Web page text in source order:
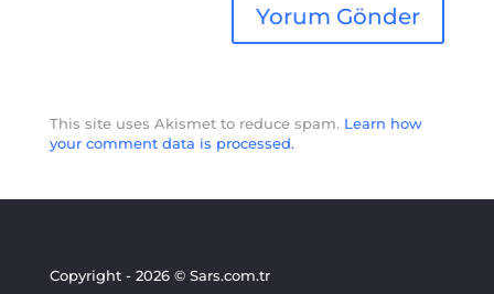
This site uses Akismet to reduce spam. Learn how
your comment data is processed.
Copyright - 2026 © Sars.com.tr